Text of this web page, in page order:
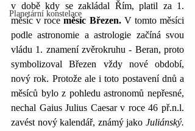
Planetární konstelace
v době kdy se zakládal Řím, platil za 1.
měsíc v roce měsíc Březen. V tomto měsíci
podle astronomie a astrologie začíná svou
vládu 1. znamení zvěrokruhu - Beran, proto
symbolizoval Březen vždy nové období,
nový rok. Protože ale i toto postavení dnů a
měsíců bylo z pohledu astronomů nepřesné,
nechal Gaius Julius Caesar v roce 46 př.n.l.
zavést nový kalendář, známý jako Juliánský.